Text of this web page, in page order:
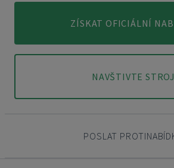
ZÍSKAT OFICIÁLNÍ
NAVŠTIVTE STROJ
POSLAT